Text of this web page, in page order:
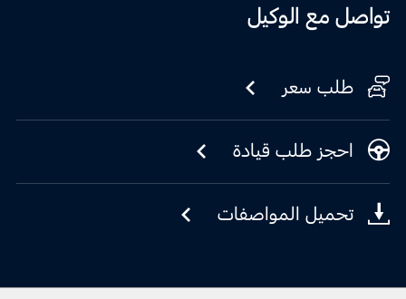
تواصل مع الوكيل
طلب سعر
احجز طلب قيادة
تحميل المواصفات